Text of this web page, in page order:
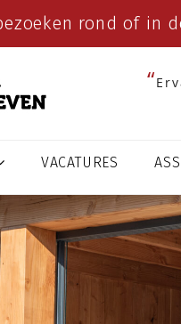
rond of in
VACATURES